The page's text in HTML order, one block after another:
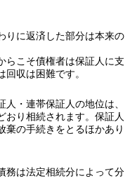
りに返済した部分は本来の
らこそ債権者は保証人に支
収は困難です。
・連帯保証人の地位は、
おり相続されます。保証人
棄の手続きをとるほかあり
務は法定相続分によって分